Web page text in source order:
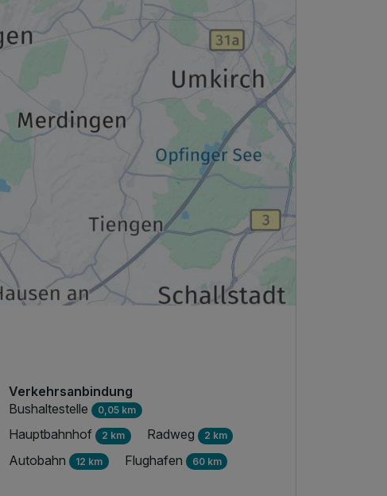
Verkehrsanbindung
Bushaltestelle 0,05 km
Hauptbahnhof 2 km Radweg 2 km
Autobahn 12 km Flughafen 60 km